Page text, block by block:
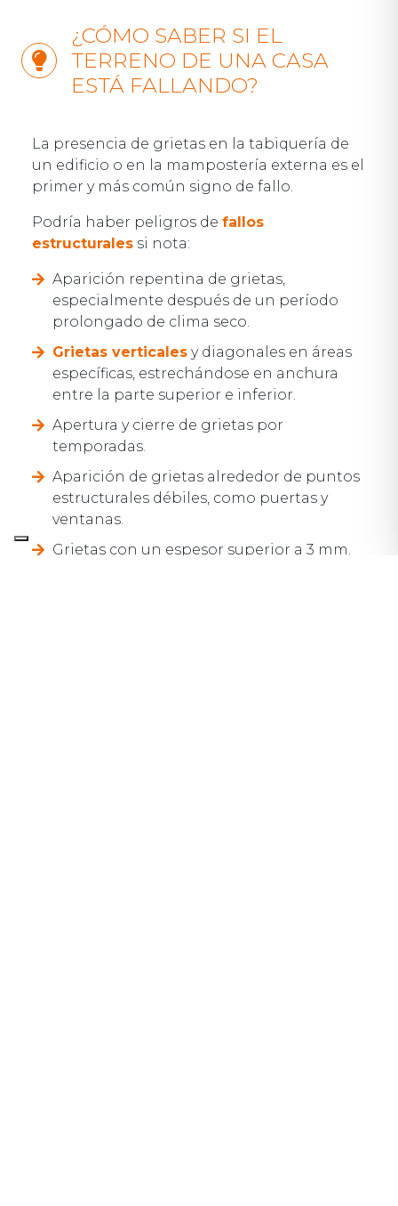
¿CÓMO SABER SI EL
TERRENO DE UNA CASA
ESTÁ FALLANDO?
La presencia de grietas en la tabiquería de
un edificio o en la mampostería externa es el
primer y más común signo de fallo.
Podría haber peligros de fallos
estructurales si nota:
Aparición repentina de grietas,
especialmente después de un período
prolongado de clima seco.
Grietas verticales y diagonales en áreas
específicas, estrechándose en anchura
entre la parte superior e inferior.
Apertura y cierre de grietas por
temporadas.
Aparición de grietas alrededor de puntos
estructurales débiles, como puertas y
ventanas.
Grietas con un espesor superior a 3 mm.